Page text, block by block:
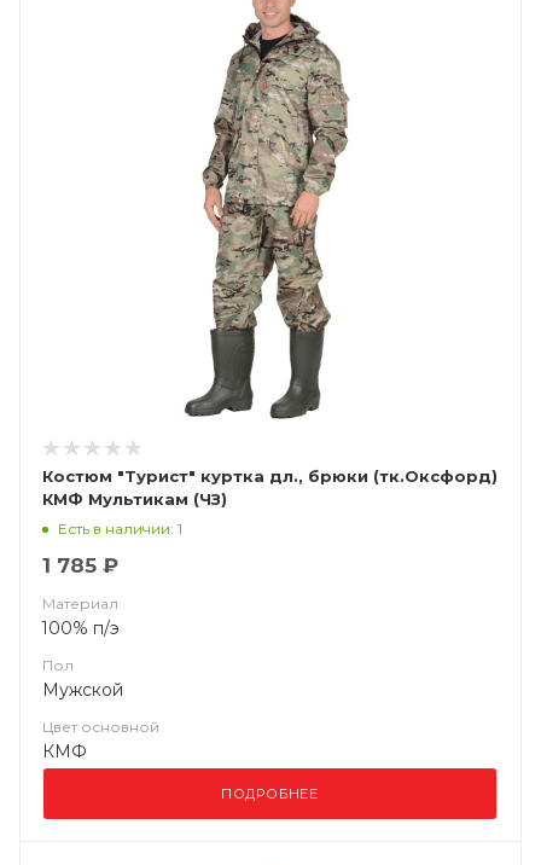
Костюм "Турист" куртка дл., брюки (тк.Оксфорд)
КМФ Мультикам (ЧЗ)
Есть в наличии: 1
1 785 ₽
Материал
100% п/э
Пол
Мужской
Цвет основной
КМФ
ПОДРОБНЕЕ